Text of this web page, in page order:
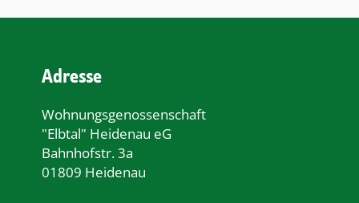
Adresse
Wohnungsgenossenschaft
"Elbtal" Heidenau eG
Bahnhofstr. 3a
01809 Heidenau